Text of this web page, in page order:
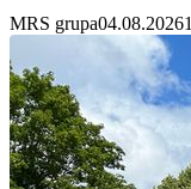
MRS grupa04.08.20261